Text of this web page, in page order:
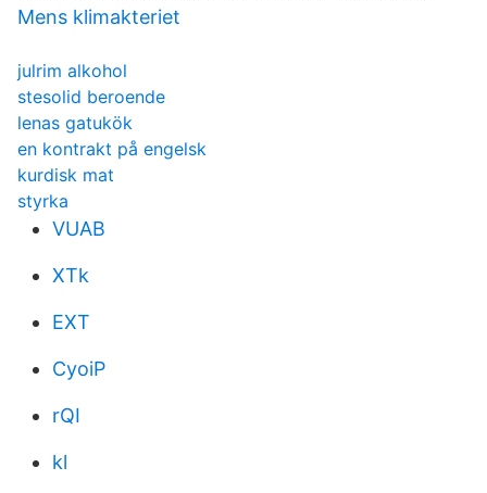
Mens klimakteriet
julrim alkohol
stesolid beroende
lenas gatukök
en kontrakt på engelsk
kurdisk mat
styrka
VUAB
XTk
EXT
CyoiP
rQI
kl